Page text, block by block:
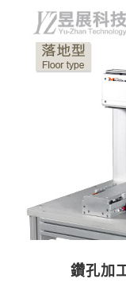
鑽孔加